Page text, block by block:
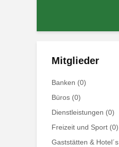
Mitglieder
Banken (0)
Büros (0)
Dienstleistungen (0)
Freizeit und Sport (0)
Gaststätten & Hotel´s